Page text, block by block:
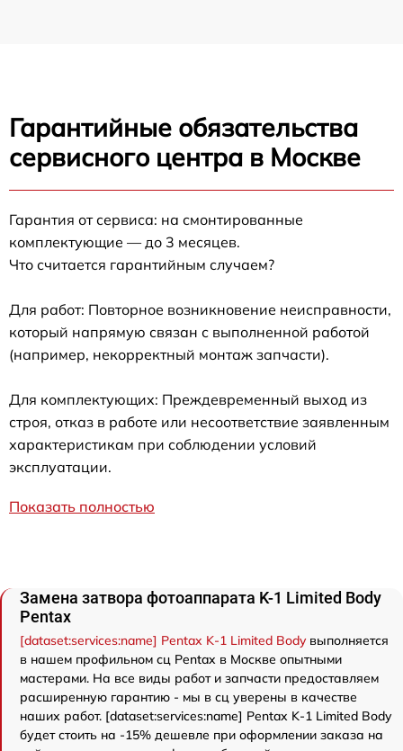
Гарантийные обязательства
сервисного центра в Москве
Гарантия от сервиса: на смонтированные
комплектующие — до 3 месяцев.
Что считается гарантийным случаем?
Для работ: Повторное возникновение неисправности,
который напрямую связан с выполненной работой
(например, некорректный монтаж запчасти).
Для комплектующих: Преждевременный выход из
строя, отказ в работе или несоответствие заявленным
характеристикам при соблюдении условий
эксплуатации.
Показать полностью
Замена затвора фотоаппарата K-1 Limited Body
Pentax
[dataset:services:name] Pentax K-1 Limited Bodyвыполняется
в нашем профильном сц Pentax в Москве опытными
мастерами. На все виды работ и запчасти предоставляем
расширенную гарантию - мы в сц уверены в качестве
наших работ. [dataset:services:name] Pentax K-1 Limited Body
будет стоить на -15% дешевле при оформлении заказа на